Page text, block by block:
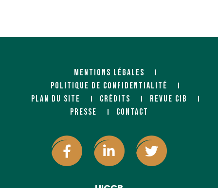
MENTIONS LÉGALES
POLITIQUE DE CONFIDENTIALITÉ
PLAN DU SITE
CRÉDITS
REVUE CIB
PRESSE
CONTACT